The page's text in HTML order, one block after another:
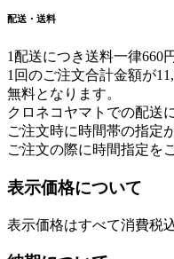
配送・送料
1配送につき送料一律660
1回のご注文合計金額が
無料となります。
クロネコヤマトでの配送
ご注文時に時間帯の指定
ご注文の際に時間指定を
表示価格について
表示価格はすべて消費税